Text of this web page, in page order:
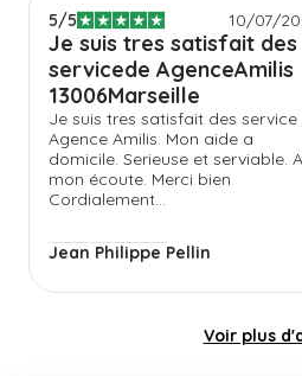
5/5 10/07/
Je suis tres satisfait des
servicede AgenceAmilis
13006Marseille
Je suis tres satisfait des service
Agence Amilis. Mon aide a
domicile. Serieuse et serviable. A
mon écoute. Merci bien
Cordialement...
Jean Philippe Pellin
Voir plus